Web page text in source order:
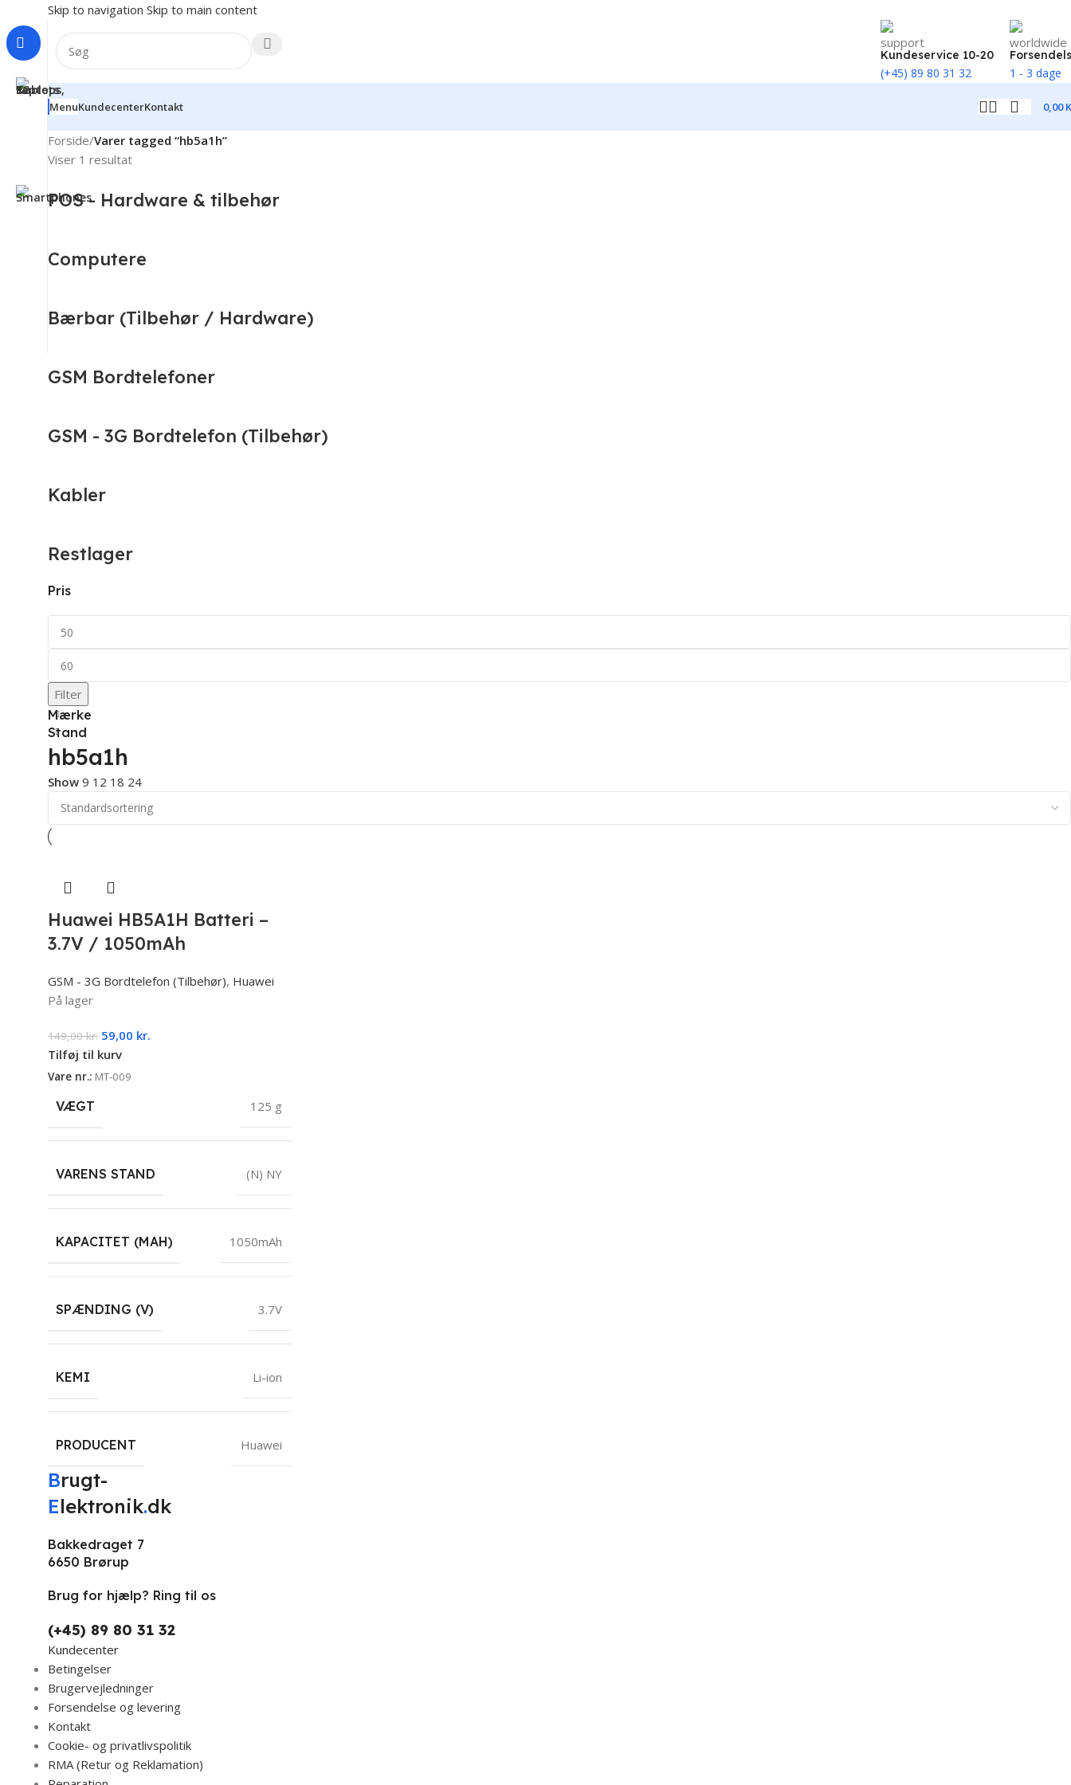
Skip to navigation Skip to main content
Kundeservice 10-20
(+45) 89 80 31 32 1 - 3 dage
MenuKundecenterKontakt 0,00
Forside/Varer tagged “hb5a1h”
Viser 1 resultat
POS - Hardware & tilbehør
Computere
Bærbar (Tilbehør / Hardware)
GSM Bordtelefoner
GSM - 3G Bordtelefon (Tilbehør)
Kabler
Restlager
Pris
Filter
Mærke
Stand
hb5a1h
Show 9 12 18 24
Huawei HB5A1H Batteri –
3.7V / 1050mAh
GSM - 3G Bordtelefon (Tilbehør), Huawei
På lager
149,00kr. 59,00 kr.
Tilføj til kurv
Vare nr.: MT-009
VÆGT 125 g
VARENS STAND (N) NY
KAPACITET (MAH) 1050mAh
SPÆNDING (V) 3.7V
KEMI Li-ion
PRODUCENT Huawei
Brugt-
Elektronik.dk
Bakkedraget 7
6650 Brørup
Brug for hjælp? Ring til os
(+45) 89 80 31 32
Kundecenter
Betingelser
Brugervejledninger
Forsendelse og levering
Kontakt
Cookie- og privatlivspolitik
RMA (Retur og Reklamation)